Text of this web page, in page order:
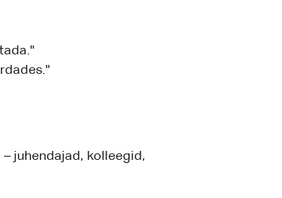
juhendajad, kolleegid,